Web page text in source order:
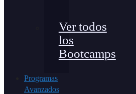
Ver todos
los
Bootcamps
Programas
Avanzados